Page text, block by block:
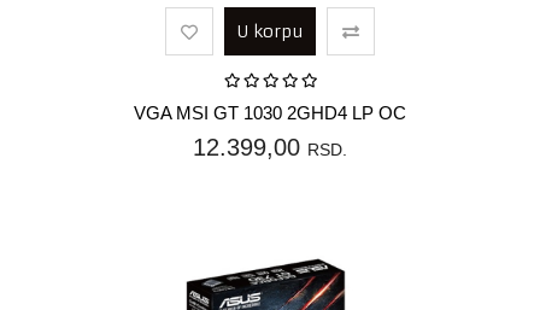
U korpu
VGA MSI GT 1030 2GHD4 LP OC
12.399,00 RSD.